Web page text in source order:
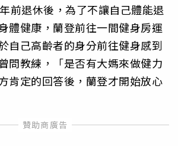
前退休後，為了不讓自己體能退
體健康，蘭登前往一間健身房運
自己高齡者的身分前往健身感到
問教練，「是否有大媽來做健力
肯定的回答後，蘭登才開始放心